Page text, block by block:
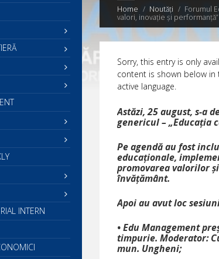
Home Noutăți
Forumul
valori, inovație și performanță”
Sorry, this entry is only
content is shown below in
active language.
Astăzi, 25 august, s-a
genericul – „Educația
Pe agendă au fost
educaționale,
promovarea valorilor
învățământ.
Apoi au avut loc
• Edu Management
timpurie. Moderator:
mun. Ungheni;
INTERN